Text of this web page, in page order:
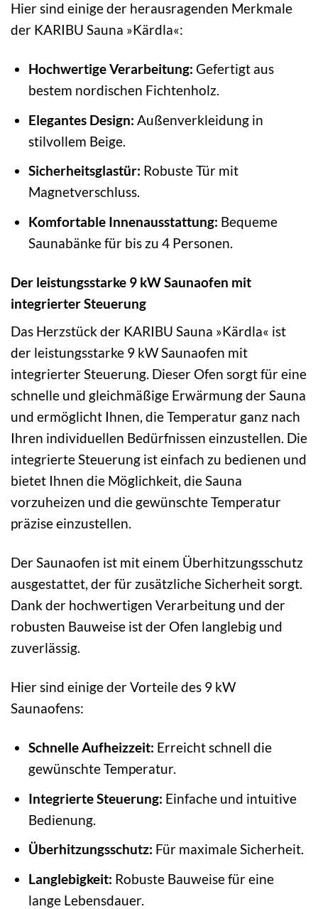
Hier sind einige der herausragenden Merkmale
der KARIBU Sauna »Kärdla«:
Hochwertige Verarbeitung: Gefertigt aus
bestem nordischen Fichtenholz.
Elegantes Design: Außenverkleidung in
stilvollem Beige.
Sicherheitsglastür: Robuste Tür mit
Magnetverschluss.
Komfortable Innenausstattung: Bequeme
Saunabänke für bis zu 4 Personen.
Der leistungsstarke 9 kW Saunaofen mit
integrierter Steuerung
Das Herzstück der KARIBU Sauna »Kärdla« ist
der leistungsstarke 9 kW Saunaofen mit
integrierter Steuerung. Dieser Ofen sorgt für eine
schnelle und gleichmäßige Erwärmung der Sauna
und ermöglicht Ihnen, die Temperatur ganz nach
Ihren individuellen Bedürfnissen einzustellen. Die
integrierte Steuerung ist einfach zu bedienen und
bietet Ihnen die Möglichkeit, die Sauna
vorzuheizen und die gewünschte Temperatur
präzise einzustellen.
Der Saunaofen ist mit einem Überhitzungsschutz
ausgestattet, der für zusätzliche Sicherheit sorgt.
Dank der hochwertigen Verarbeitung und der
robusten Bauweise ist der Ofen langlebig und
zuverlässig.
Hier sind einige der Vorteile des 9 kW
Saunaofens:
Schnelle Aufheizzeit: Erreicht schnell die
gewünschte Temperatur.
Integrierte Steuerung: Einfache und intuitive
Bedienung.
Überhitzungsschutz: Für maximale Sicherheit.
Langlebigkeit: Robuste Bauweise für eine
lange Lebensdauer.